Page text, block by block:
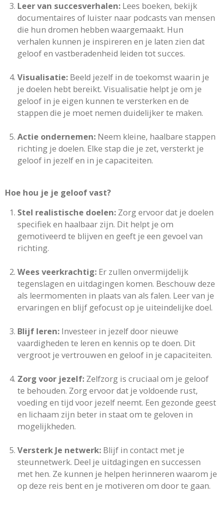
Leer van succesverhalen:Lees boeken, bekijk
documentaires of luister naar podcasts van mensen
die hun dromen hebben waargemaakt. Hun
verhalen kunnen je inspireren en je laten zien dat
geloof en vastberadenheid leiden tot succes.
Visualisatie:Beeld jezelf in de toekomst waarin je
je doelen hebt bereikt. Visualisatie helpt je om je
geloof in je eigen kunnen te versterken en de
stappen die je moet nemen duidelijker te maken.
Actie ondernemen:Neem kleine, haalbare stappen
richting je doelen. Elke stap die je zet, versterkt je
geloof in jezelf en in je capaciteiten.
Hoe hou je je geloof vast?
Stel realistische doelen:Zorg ervoor dat je doelen
specifiek en haalbaar zijn. Dit helpt je om
gemotiveerd te blijven en geeft je een gevoel van
richting.
Wees veerkrachtig:Er zullen onvermijdelijk
tegenslagen en uitdagingen komen. Beschouw deze
als leermomenten in plaats van als falen. Leer van je
ervaringen en blijf gefocust op je uiteindelijke doel.
Blijf leren:Investeer in jezelf door nieuwe
vaardigheden te leren en kennis op te doen. Dit
vergroot je vertrouwen en geloof in je capaciteiten.
Zorg voor jezelf:Zelfzorg is cruciaal om je geloof
te behouden. Zorg ervoor dat je voldoende rust,
voeding en tijd voor jezelf neemt. Een gezonde geest
en lichaam zijn beter in staat om te geloven in
mogelijkheden.
Versterk Je netwerk:Blijf in contact met je
steunnetwerk. Deel je uitdagingen en successen
met hen. Ze kunnen je helpen herinneren waarom je
op deze reis bent en je motiveren om door te gaan.